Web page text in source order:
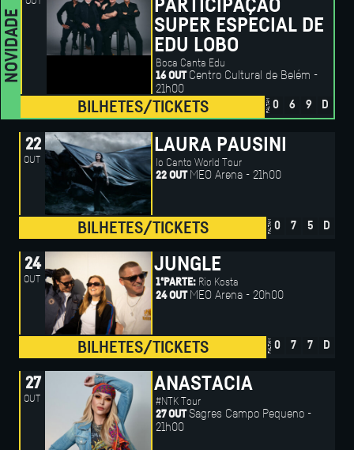
NOVIDADE
PARTICIPAÇÃO
SUPER ESPECIAL DE
EDU LOBO
Boca Canta Edu
16 OUT Centro Cultural de Belém -
21h00
BILHETES/TICKETS FALTAM 0 6 9 D
22
OUT
LAURA PAUSINI
Io Canto World Tour
22 OUT MEO Arena - 21h00
BILHETES/TICKETS FALTAM 0 7 5 D
24
OUT
JUNGLE
1ªPARTE:Rio Kosta
24 OUT MEO Arena - 20h00
BILHETES/TICKETS FALTAM 0 7 7 D
27
OUT
ANASTACIA
#NTK Tour
27 OUT Sagres Campo Pequeno -
21h00